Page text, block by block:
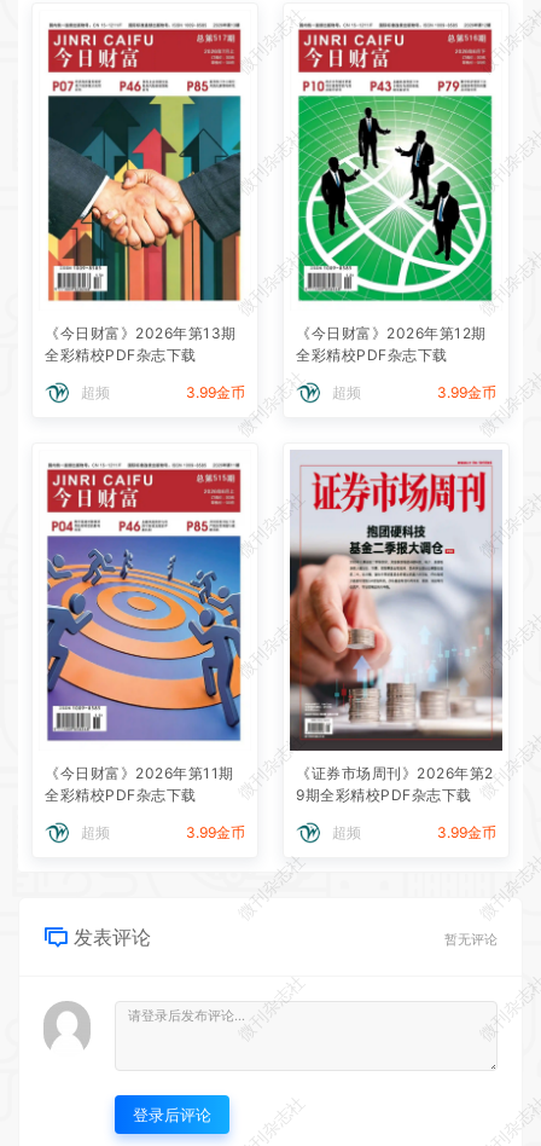
《今日财富》2026年第13期
全彩精校PDF杂志下载
超频 3.99金币
《今日财富》2026年第12期
全彩精校PDF杂志下载
超频 3.99金币
《今日财富》2026年第11期
全彩精校PDF杂志下载
超频 3.99金币
《证券市场周刊》2026年第2
9期全彩精校PDF杂志下载
超频 3.99金币
发表评论 暂无评论
登录后评论
微刊杂志社
微刊杂
微刊杂志社 微刊杂
微刊杂志社
微刊杂
微刊杂志社
微刊杂
微刊杂志社
微刊杂
微刊杂志社
微刊杂
微刊杂志社
微刊杂
微刊杂志社
微刊杂
微刊杂志社
微刊杂
微刊杂志社
微刊